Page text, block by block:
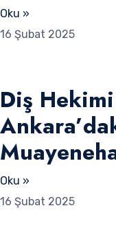
Oku »
16 Şubat 2025
Diş
Oku »
16 Şubat 2025